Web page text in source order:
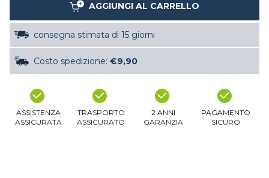
AGGIUNGI AL CARRELLO
consegna stimata di 15 giorni
Costo spedizione: €9,90
ASSISTENZA
ASSICURATA
TRASPORTO
ASSICURATO
2 ANNI
GARANZIA
PAGAMENTO
SICURO